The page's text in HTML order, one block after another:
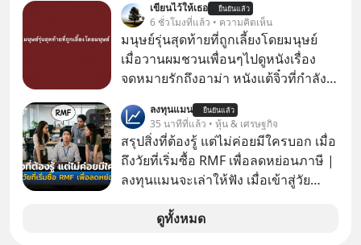
เรื่องจ้อจี้ หาคำตอบได้ที่ “ป้าเก๋าเล่ากล
โกง” EP4 ตอน “เขาบอกว่าจะได้เงิน
คืน” #ป้าเก๋าเล่ากลโกง #แก้เกมกลโกง
#อยู่อย่างยั่งยืน #Cybersecurity #เตือน
เขียนไว้ให้เธอ ยืนยันแล้ว
6 ชั่วโมงที่แล้ว • ความคิดเห็น
มนุษย์รุ่นสุดท้ายที่ถูกเลี้ยงโดยมนุษย์
เมื่อวานผมชวนเพื่อนๆไปดูหนังเรื่อง
จดหมายรักถึงอาม่า หนังแต้จิ๋วที่กำลัง
ป๊าผมเห็นโปสเตอร์หนังเรื่องนี้หลาย
เดือนก่อนและอยากดูมาก ด้วยเพราะว่า
อากงก็มาจากเมืองจีน ป๊าก็พูดแต้จิ๋วได้
มีเรื่องราวมีความผูกพันที่ได้ยินตั้งแต่
ลงทุนแมน ยืนยันแล้ว
35 นาทีที่แล้ว • หุ้น & เศรษฐกิจ
สรุปสิ่งที่ต้องรู้ แต่ไม่ค่อยมีใครบอก เมื่อ
ถึงวัยที่เริ่มซื้อ RMF เพื่อลดหย่อนภาษี |
ลงทุนแมนจะเล่าให้ฟัง เมื่อเข้าสู่วัย
ดูทั้งหมด